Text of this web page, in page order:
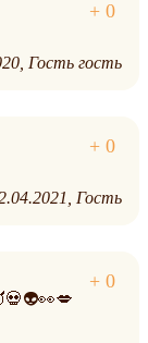
Гость гость
Гость